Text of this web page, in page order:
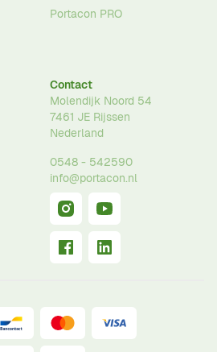
Portacon PRO
Contact
Molendijk Noord 54
7461 JE Rijssen
Nederland
0548 - 542590
info@portacon.nl